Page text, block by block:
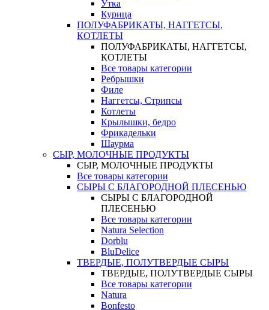
Утка
Курица
ПОЛУФАБРИКАТЫ, НАГГЕТСЫ,
КОТЛЕТЫ
ПОЛУФАБРИКАТЫ, НАГГЕТСЫ,
КОТЛЕТЫ
Все товары категории
Ребрышки
Филе
Наггетсы, Стрипсы
Котлеты
Крылышки, бедро
Фрикадельки
Шаурма
СЫР, МОЛОЧНЫЕ ПРОДУКТЫ
СЫР, МОЛОЧНЫЕ ПРОДУКТЫ
Все товары категории
СЫРЫ С БЛАГОРОДНОЙ ПЛЕСЕНЬЮ
СЫРЫ С БЛАГОРОДНОЙ
ПЛЕСЕНЬЮ
Все товары категории
Natura Selection
Dorblu
BluDelice
ТВЕРДЫЕ, ПОЛУТВЕРДЫЕ СЫРЫ
ТВЕРДЫЕ, ПОЛУТВЕРДЫЕ СЫРЫ
Все товары категории
Natura
Bonfesto